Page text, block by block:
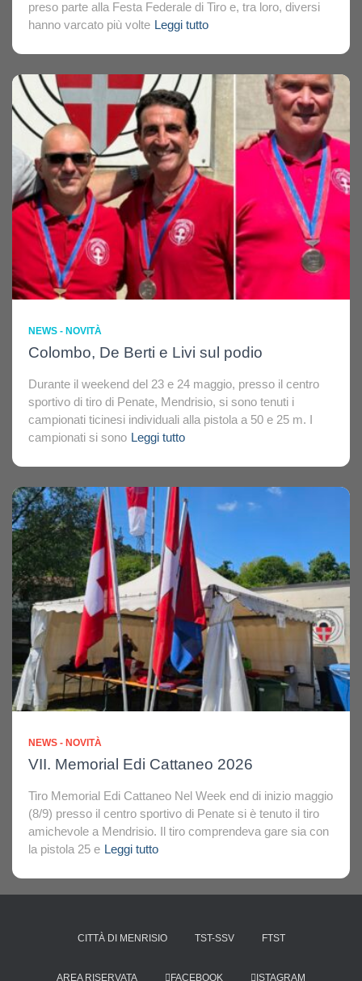
preso parte alla Festa Federale di Tiro e, tra loro, diversi
hanno varcato più volte Leggi tutto
NEWS - NOVITÀ
Colombo, De Berti e Livi sul podio
Durante il weekend del 23 e 24 maggio, presso il centro
sportivo di tiro di Penate, Mendrisio, si sono tenuti i
campionati ticinesi individuali alla pistola a 50 e 25 m. I
campionati si sono Leggi tutto
NEWS - NOVITÀ
VII. Memorial Edi Cattaneo 2026
Tiro Memorial Edi Cattaneo Nel Week end di inizio maggio
(8/9) presso il centro sportivo di Penate si è tenuto il tiro
amichevole a Mendrisio. Il tiro comprendeva gare sia con
la pistola 25 e Leggi tutto
CITTÀ DI MENRISIO TST-SSV FTST
AREA RISERVATA FACEBOOK ISTAGRAM